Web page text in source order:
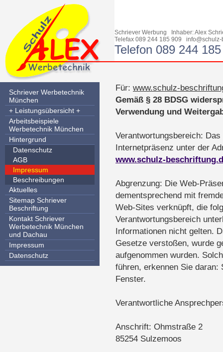
Schriever Werbung Inhaber: Alex
Telefax 089 244 185 909
Telefon 089 244
Schriever Werbetechnik
München
+ Leistungsübersicht +
Arbeitsbeispiele
Werbetechnik München
Hintergrund
Datenschutz
AGB
Impressum
Beschreibungen
Aktuelles
Sitemap Schriever
Beschriftung
Kontakt Schriever
Werbetechnik München
und Dachau
Impressum
Datenschutz
Für: www.schulz-
Gemäß § 28 BDSG
Verwendung und
Verantwortungsbereich:
Internetpräsenz unter der
www.schulz-
Abgrenzung: Die Web-
dementsprechend mit
Web-Sites verknüpft, die
Verantwortungsbereich
Informationen nicht gelten.
Gesetze verstoßen, wurde
aufgenommen wurden.
führen, erkennen Sie daran:
Fenster.
Verantwortliche
Anschrift: Ohmstraße 2
85254 Sulzemoos